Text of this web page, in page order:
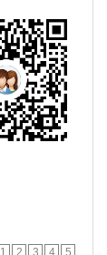
1 2 3 4 5